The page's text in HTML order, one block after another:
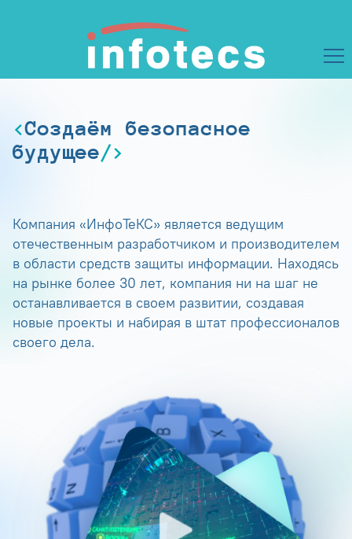
Создаём безопасное
будущее
Компания «ИнфоТеКС» является ведущим
отечественным разработчиком и производителем
в области средств защиты информации. Находясь
на рынке более 30 лет, компания ни на шаг не
останавливается в своем развитии, создавая
новые проекты и набирая в штат профессионалов
своего дела.